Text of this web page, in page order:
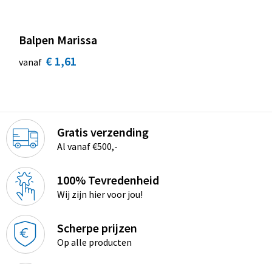
Balpen Marissa
vanaf € 1,61
Gratis verzending
Al vanaf €500,-
100% Tevredenheid
Wij zijn hier voor jou!
Scherpe prijzen
Op alle producten